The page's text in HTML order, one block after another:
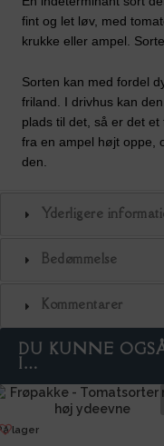
fint og let løv, med
krukke eller ampel.
Sorten kan med fordel
friland. I drivhus kan
plads til det, så er det
fra en ampel højt oppe,
den.
Yderligere
Bedømmelse
Kommentarer
DU KUNNE
I…
lager